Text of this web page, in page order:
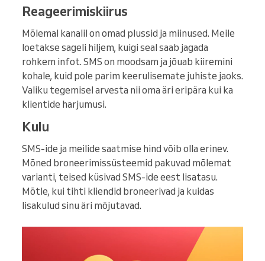
Reageerimiskiirus
Mõlemal kanalil on omad plussid ja miinused. Meile
loetakse sageli hiljem, kuigi seal saab jagada
rohkem infot. SMS on moodsam ja jõuab kiiremini
kohale, kuid pole parim keerulisemate juhiste jaoks.
Valiku tegemisel arvesta nii oma äri eripära kui ka
klientide harjumusi.
Kulu
SMS-ide ja meilide saatmise hind võib olla erinev.
Mõned broneerimissüsteemid pakuvad mõlemat
varianti, teised küsivad SMS-ide eest lisatasu.
Mõtle, kui tihti kliendid broneerivad ja kuidas
lisakulud sinu äri mõjutavad.